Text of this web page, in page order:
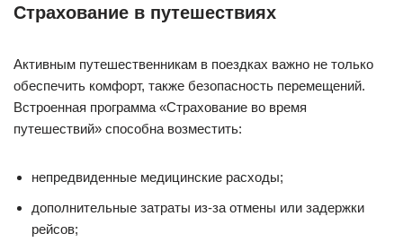
Страхование в путешествиях
Активным путешественникам в поездках важно не только
обеспечить комфорт, также безопасность перемещений.
Встроенная программа «Страхование во время
путешествий» способна возместить:
непредвиденные медицинские расходы;
дополнительные затраты из-за отмены или задержки
рейсов;